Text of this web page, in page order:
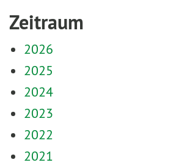
Zeitraum
2026
2025
2024
2023
2022
2021